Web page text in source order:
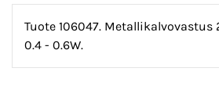
Tuote 106047. Metallikalvovastus
0.4 - 0.6W.